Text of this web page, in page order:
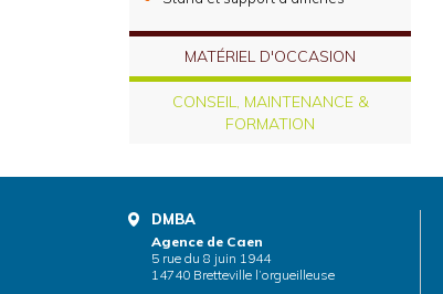
MATÉRIEL D'OCCASION
CONSEIL, MAINTENANCE &
FORMATION
DMBA
Agence de Caen
5 rue du 8 juin 1944
14740 Bretteville l’orgueilleuse